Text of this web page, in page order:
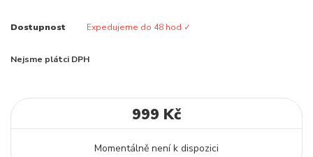
Dostupnost Expedujeme do 48 hod ✓
Nejsme plátci DPH
999 Kč
Momentálně není k dispozici